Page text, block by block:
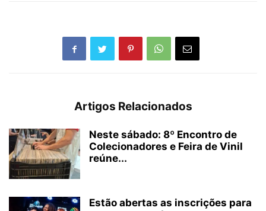
Artigos Relacionados
Neste sábado: 8º Encontro de
Colecionadores e Feira de Vinil
reúne...
Estão abertas as inscrições para